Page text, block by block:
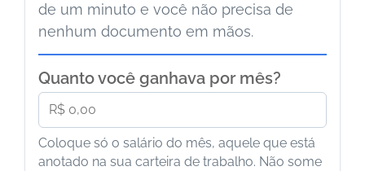
de um minuto e você não precisa de
nenhum documento em mãos.
Quanto você ganhava por mês?
Coloque só o salário do mês, aquele que está
anotado na sua carteira de trabalho. Não some